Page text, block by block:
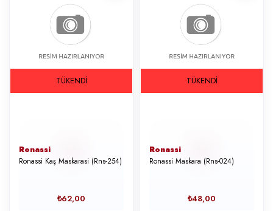
TÜKENDI
Ronassi
Ronassi Kaş Maskarasi (Rns-254)
₺62,00
TÜKENDI
Ronassi
Ronassi Maskara (Rns-024)
₺48,00